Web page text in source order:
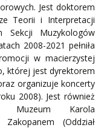
Jest doktorem
Teorii i Interpretacji
Sekcji Muzykologów
2008-2021 pełniła
w macierzystej
której jest dyrektorem
organizuje koncerty
2008). Jest również
Muzeum Karola
(Oddział